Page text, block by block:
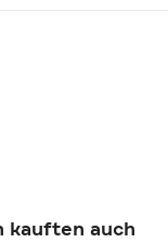
kauften auch